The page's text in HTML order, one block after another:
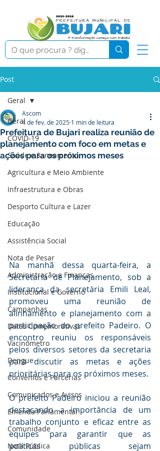
Post
Geral
COVID-19
Saúde e Saneamento
Agricultura e Meio Ambiente
Infraestrutura e Obras
Desporto Cultura e Lazer
Educação
Assistência Social
Nota de Pesar
Administração e Finanças
Institucional e Governo
Campanhas
Datas Comemorativas
Vacinômetro
Dengue
Convênios e Parcerias
Comunicados e Avisos
Emenda Parlamentar
Comunidade
Nota Pública
Geral
Prefeitura de Bujari realiza reunião de
planejamento com foco em metas e
ações para os próximos meses
Ascom
4 de fev. de 2025 1 min de leitura
Na manhã dessa quarta-feira, a
Secretaria de Planejamento, sob a
liderança da secretária Emili Leal,
promoveu uma reunião de
alinhamento e planejamento com a
participação do prefeito Padeiro. O
encontro reuniu os responsáveis
pelos diversos setores da secretaria
para discutir as metas e ações
prioritárias para os próximos meses.
O prefeito Padeiro iniciou a reunião
destacando a importância de um
trabalho conjunto e eficaz entre as
equipes para garantir que as
políticas públicas sejam